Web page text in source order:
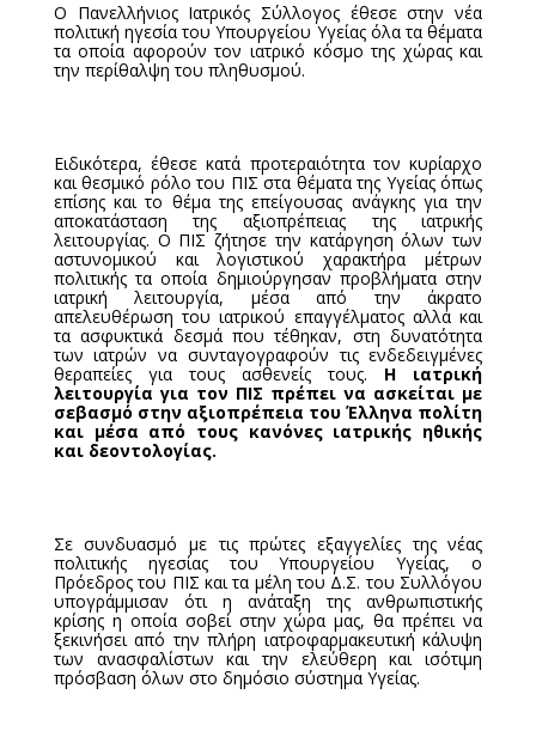
Ο Πανελλήνιος Ιατρικός Σύλλογος έθεσε στην νέα
πολιτική ηγεσία του Υπουργείου Υγείας όλα τα θέματα
τα οποία αφορούν τον ιατρικό κόσμο της χώρας και
την περίθαλψη του πληθυσμού.
Ειδικότερα, έθεσε κατά προτεραιότητα τον κυρίαρχο
και θεσμικό ρόλο του ΠΙΣ στα θέματα της Υγείας όπως
επίσης και το θέμα της επείγουσας ανάγκης για την
αποκατάσταση της αξιοπρέπειας της ιατρικής
λειτουργίας. Ο ΠΙΣ ζήτησε την κατάργηση όλων των
αστυνομικού και λογιστικού χαρακτήρα μέτρων
πολιτικής τα οποία δημιούργησαν προβλήματα στην
ιατρική λειτουργία, μέσα από την άκρατο
απελευθέρωση του ιατρικού επαγγέλματος αλλά και
τα ασφυκτικά δεσμά που τέθηκαν, στη δυνατότητα
των ιατρών να συνταγογραφούν τις ενδεδειγμένες
θεραπείες για τους ασθενείς τους. Η ιατρική
λειτουργία για τον ΠΙΣ πρέπει να ασκείται με
σεβασμό στην αξιοπρέπεια του Έλληνα πολίτη
και μέσα από τους κανόνες ιατρικής ηθικής
και δεοντολογίας.
Σε συνδυασμό με τις πρώτες εξαγγελίες της νέας
πολιτικής ηγεσίας του Υπουργείου Υγείας, ο
Πρόεδρος του ΠΙΣ και τα μέλη του Δ.Σ. του Συλλόγου
υπογράμμισαν ότι η ανάταξη της ανθρωπιστικής
κρίσης η οποία σοβεί στην χώρα μας, θα πρέπει να
ξεκινήσει από την πλήρη ιατροφαρμακευτική κάλυψη
των ανασφαλίστων και την ελεύθερη και ισότιμη
πρόσβαση όλων στο δημόσιο σύστημα Υγείας.